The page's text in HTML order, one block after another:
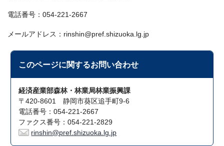
電話番号：054-221-2667
メールアドレス：rinshin@pref.shizuoka.lg.jp
このページに関するお問い合わせ
経済産業部森林・林業局林業振興課
〒420-8601 静岡市葵区追手町9-6
電話番号：054-221-2667
ファクス番号：054-221-2829
rinshin@pref.shizuoka.lg.jp